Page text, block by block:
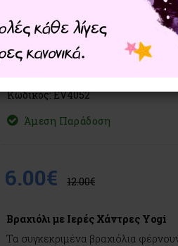
Βραχιόλι με Ιερές
Κωδικός: EV4052
Άμεση Παράδοση
6.00€ 12.00€
Βραχιόλι με Ιερές Χάντρες Yogi
Τα συγκεκριμένα βραχιόλια